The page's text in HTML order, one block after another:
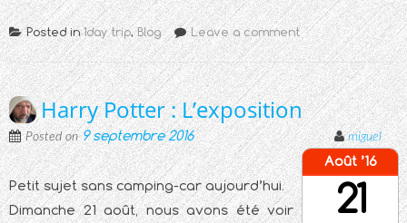
Posted in1day trip,Blog Leave a comment
Harry Potter : L’exposition
Posted on9 septembre 2016 miguel
Août ’16
21
Petit sujet sans camping-car aujourd’hui.
Dimanche 21 août, nous avons été voir